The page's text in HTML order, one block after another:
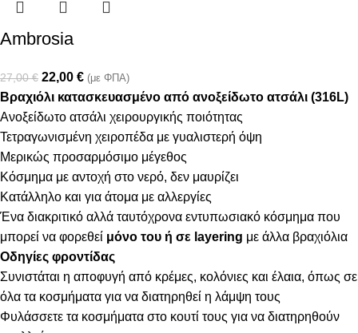
Ambrosia
27,00€ 22,00 € (με ΦΠΑ)
Βραχιόλι κατασκευασμένο από ανοξείδωτο ατσάλι (316L)
Ανοξείδωτο ατσάλι χειρουργικής ποιότητας
Τετραγωνισμένη χειροπέδα με γυαλιστερή όψη
Μερικώς προσαρμόσιμο μέγεθος
Κόσμημα με αντοχή στο νερό, δεν μαυρίζει
Κατάλληλο και για άτομα με αλλεργίες
Ένα διακριτικό αλλά ταυτόχρονα εντυπωσιακό κόσμημα που
μπορεί να φορεθεί μόνο του ή σε layering με άλλα βραχιόλια
Οδηγίες φροντίδας
Συνιστάται η αποφυγή από κρέμες, κολόνιες και έλαια, όπως σε
όλα τα κοσμήματα για να διατηρηθεί η λάμψη τους
Φυλάσσετε τα κοσμήματα στο κουτί τους για να διατηρηθούν